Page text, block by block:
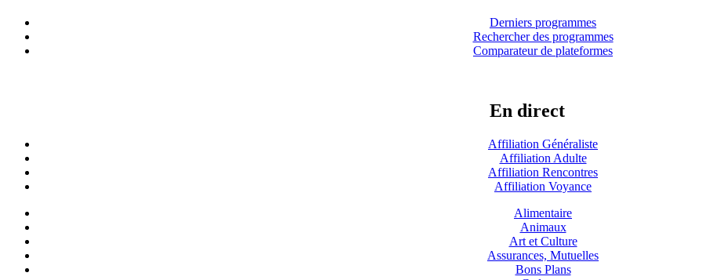
Derniers programmes
Rechercher des programmes
Comparateur de plateformes
En direct
Affiliation Généraliste
Affiliation Adulte
Affiliation Rencontres
Affiliation Voyance
Alimentaire
Animaux
Art et Culture
Assurances, Mutuelles
Bons Plans